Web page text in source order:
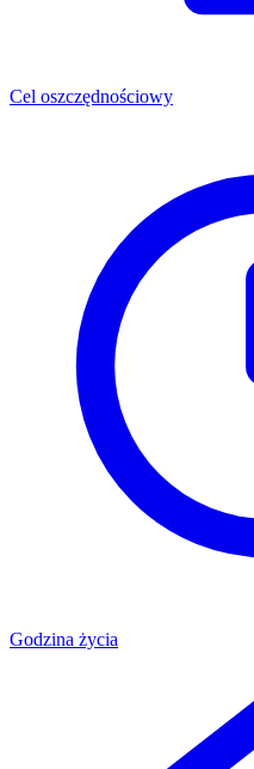
Cel oszczędnościowy
Godzina życia